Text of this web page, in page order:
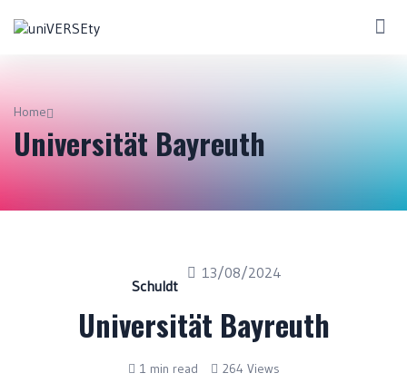
Home
Universität Bayreuth
Schuldt
13/08/2024
Universität Bayreuth
1 min read 264 Views